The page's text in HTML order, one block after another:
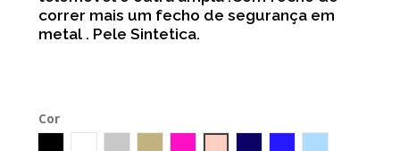
correr mais um fecho de segurança em
metal . Pele Sintetica.
Cor